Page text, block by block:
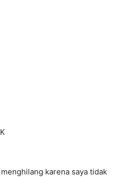
karena saya tidak